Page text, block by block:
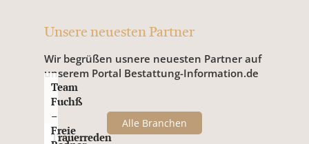
Unsere neuesten Partner
Wir begrüßen usnere neuesten Partner auf
unserem Portal Bestattung-Information.de
Alle Branchen
Trauerreden
Team
Fuchß
–
Freie